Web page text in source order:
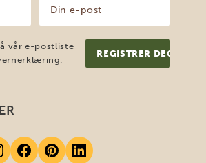
post
(Påkrevd)
vår e-postliste
.